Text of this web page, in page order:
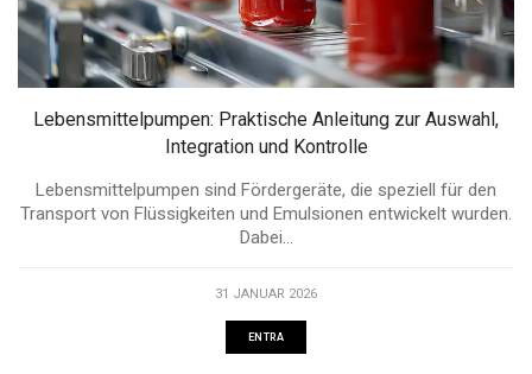
Lebensmittelpumpen: Praktische Anleitung zur Auswahl,
Integration und Kontrolle
Lebensmittelpumpen sind Fördergeräte, die speziell für den
Transport von Flüssigkeiten und Emulsionen entwickelt wurden.
Dabei...
31 JANUAR 2026
ENTRA